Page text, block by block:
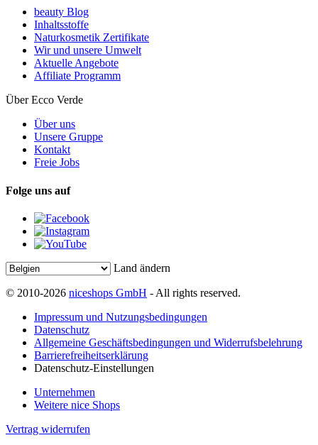
beauty Blog
Inhaltsstoffe
Naturkosmetik Zertifikate
Wir und unsere Umwelt
Aktuelle Angebote
Affiliate Programm
Über Ecco Verde
Über uns
Unsere Gruppe
Kontakt
Freie Jobs
Folge uns auf
Land ändern
© 2010-2026 niceshops GmbH - All rights reserved.
Impressum und Nutzungsbedingungen
Datenschutz
Allgemeine Geschäftsbedingungen und Widerrufsbelehrung
Barrierefreiheitserklärung
Datenschutz-Einstellungen
Unternehmen
Weitere nice Shops
Vertrag widerrufen